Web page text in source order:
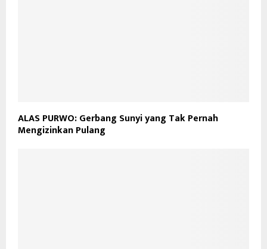
ALAS PURWO: Gerbang Sunyi yang Tak Pernah
Mengizinkan Pulang